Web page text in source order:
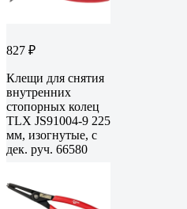
827 ₽
Клещи для снятия
внутренних
стопорных колец
TLX JS91004-9 225
мм, изогнутые, с
дек. руч. 66580